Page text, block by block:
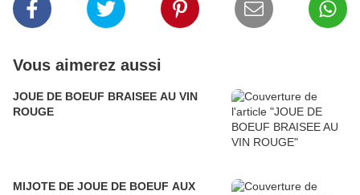
Vous aimerez aussi
JOUE DE BOEUF BRAISEE AU VIN
ROUGE
MIJOTE DE JOUE DE BOEUF AUX